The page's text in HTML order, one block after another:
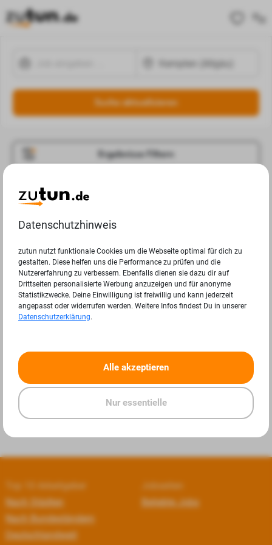
Suche aktualisieren
Ergebnisse Filtern
Jobangebote
Ergebnisse.
« »
Top 10 Arbeitgeber
Nach Städten
Nach Bundesländern
Deutschlandweit
Jobseiten
Beliebte Jobs
Datenschutzhinweis
zutun nutzt funktionale Cookies um die Webseite optimal für dich zu
gestalten. Diese helfen uns die Performance zu prüfen und die
Nutzererfahrung zu verbessern. Ebenfalls dienen sie dazu dir auf
Drittseiten personalisierte Werbung anzuzeigen und für anonyme
Statistikzwecke. Deine Einwilligung ist freiwillig und kann jederzeit
angepasst oder widerrufen werden. Weitere Infos findest Du in unserer
Datenschutzerklärung.
Alle akzeptieren
Nur essentielle